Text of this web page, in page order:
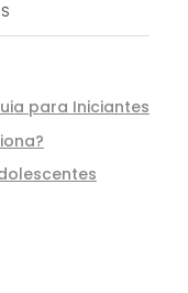
para Iniciantes